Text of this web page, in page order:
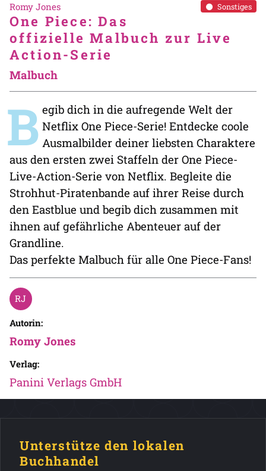
Sonstiges
Romy Jones
One Piece: Das
offizielle Malbuch zur Live
Action-Serie
Malbuch
B egib dich in die aufregende Welt der
Netflix One Piece-Serie! Entdecke coole
Ausmalbilder deiner liebsten Charaktere
aus den ersten zwei Staffeln der One Piece-
Live-Action-Serie von Netflix. Begleite die
Strohhut-Piratenbande auf ihrer Reise durch
den Eastblue und begib dich zusammen mit
ihnen auf gefährliche Abenteuer auf der
Grandline.
Das perfekte Malbuch für alle One Piece-Fans!
Autorin:
Romy Jones
Verlag:
Panini Verlags GmbH
Unterstütze den lokalen
Buchhandel